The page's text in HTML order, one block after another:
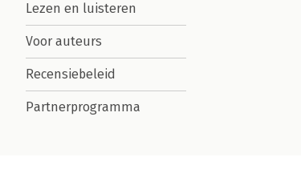
Lezen en luisteren
Voor auteurs
Recensiebeleid
Partnerprogramma